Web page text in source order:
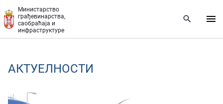
Министарство
грађевинарства,
саобраћаја и
инфраструктуре
AКТУЕЛНОСТИ
PAGES